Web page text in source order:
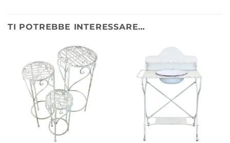
TI POTREBBE INTERESSARE…